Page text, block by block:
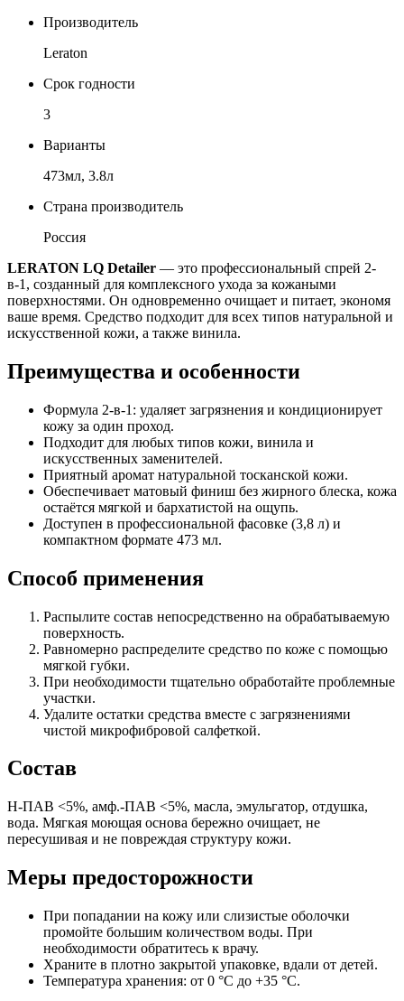
Производитель
Leraton
Срок годности
3
Варианты
473мл, 3.8л
Страна производитель
Россия
LERATON LQ Detailer — это профессиональный спрей 2-
в-1, созданный для комплексного ухода за кожаными
поверхностями. Он одновременно очищает и питает, экономя
ваше время. Средство подходит для всех типов натуральной и
искусственной кожи, а также винила.
Преимущества и особенности
Формула 2-в-1: удаляет загрязнения и кондиционирует
кожу за один проход.
Подходит для любых типов кожи, винила и
искусственных заменителей.
Приятный аромат натуральной тосканской кожи.
Обеспечивает матовый финиш без жирного блеска, кожа
остаётся мягкой и бархатистой на ощупь.
Доступен в профессиональной фасовке (3,8 л) и
компактном формате 473 мл.
Способ применения
Распылите состав непосредственно на обрабатываемую
поверхность.
Равномерно распределите средство по коже с помощью
мягкой губки.
При необходимости тщательно обработайте проблемные
участки.
Удалите остатки средства вместе с загрязнениями
чистой микрофибровой салфеткой.
Состав
Н-ПАВ <5%, амф.-ПАВ <5%, масла, эмульгатор, отдушка,
вода. Мягкая моющая основа бережно очищает, не
пересушивая и не повреждая структуру кожи.
Меры предосторожности
При попадании на кожу или слизистые оболочки
промойте большим количеством воды. При
необходимости обратитесь к врачу.
Храните в плотно закрытой упаковке, вдали от детей.
Температура хранения: от 0 °С до +35 °С.